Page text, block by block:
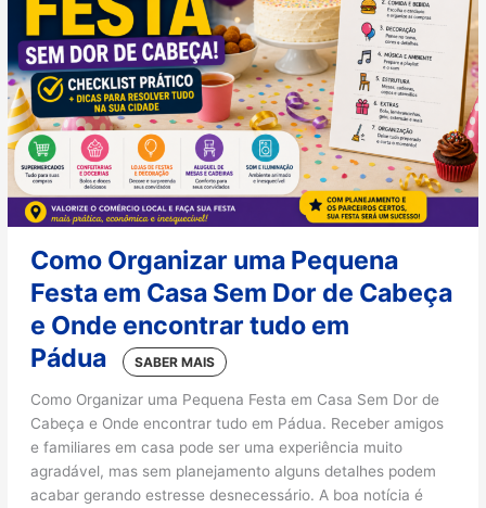
Como Organizar uma Pequena
Festa em Casa Sem Dor de Cabeça
e Onde encontrar tudo em
Pádua
Como Organizar uma Pequena Festa em Casa Sem Dor de
Cabeça e Onde encontrar tudo em Pádua. Receber amigos
e familiares em casa pode ser uma experiência muito
agradável, mas sem planejamento alguns detalhes podem
acabar gerando estresse desnecessário. A boa notícia é